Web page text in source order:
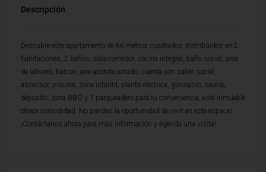
Descripción
Descubre este apartamento de 86 metros cuadrados distribuidos en 2
habitaciones, 2 baños, sala-comedor, cocina integral, baño social, area
de labores, balcon, aire acondicionado, cuenta con salon social,
ascensor, piscina, zona infantil, planta electrica, gimnasio, sauna,
deposito, zona BBQ y 1 parqueadero para tu conveniencia, este inmueble
ofrece comodidad. No pierdas la oportunidad de vivir en este espacio.
¡Contáctanos ahora para más información y agenda una visita!